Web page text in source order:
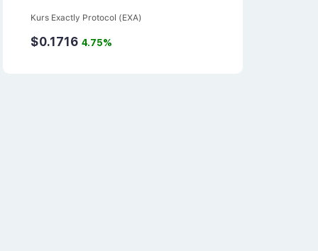
Kurs Exactly Protocol (EXA)
$0.1716 4.75%